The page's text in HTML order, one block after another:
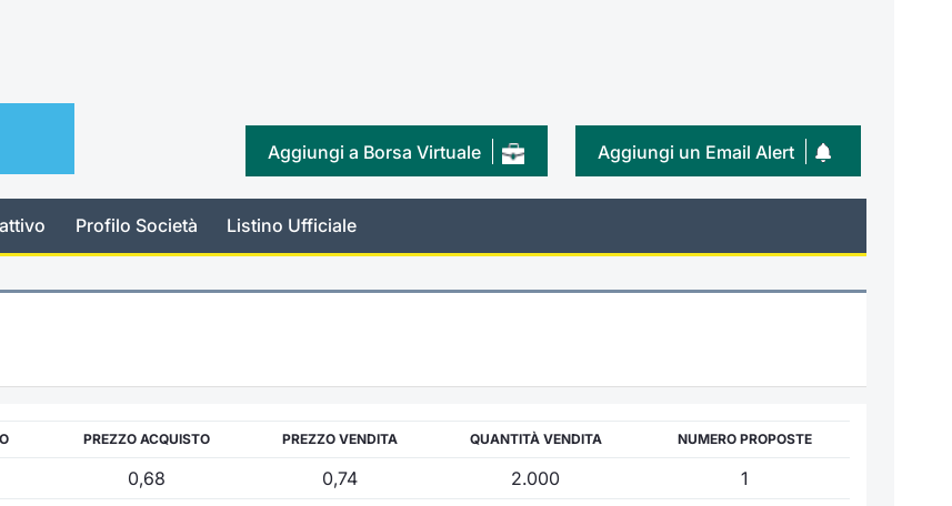
Aggiungi un Email Alert
Aggiungi a Borsa Virtuale
Profilo Società Listino Ufficiale
PREZZO ACQUISTO PREZZO VENDITA QUANTITÀ VENDITA NUMERO PROPOSTE
0,68 0,74 2.000
1